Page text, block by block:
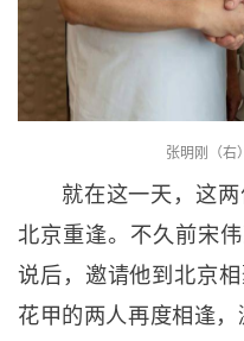
张明刚（右
就在这一天，这
北京重逢。不久前宋
说后，邀请他到北京
花甲的两人再度相逢，